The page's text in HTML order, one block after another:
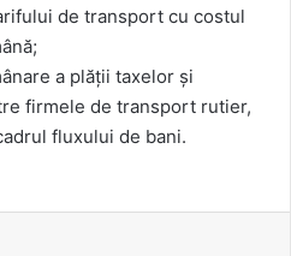
de transport cu costul
a plății taxelor și
firmele de transport rutier,
fluxului de bani.